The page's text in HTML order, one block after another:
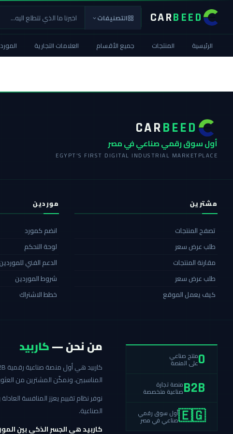
CARBEED التصنيفات
الرئيسية المنتجات جميع الأقسام العلامات التجارية
CARBEED
أول سوق رقمي صناعي في مصر
EGYPT'S FIRST DIGITAL INDUSTRIAL MARKETPLACE
مشترين
تصفح المنتجات
طلب عرض سعر
مقارنة المنتجات
طلب عرض سعر
كيف يعمل الموقع
موردين
انضم كمورد
لوحة التحكم
الدعم الفني
شروط الموردين
خطط الاشتراك
0منتج صناعي
على المنصة
B2Bمنصة تجارة
صناعية متخصصة
🇪🇬أول سوق رقمي
صناعي في مصر
من نحن —كاربيد
المناسبين، ونمكّن المشترين من
نوفر نظام تقييم يعزز المنافسة
الصناعية.
كاربيد هي الجسر الذكي بين